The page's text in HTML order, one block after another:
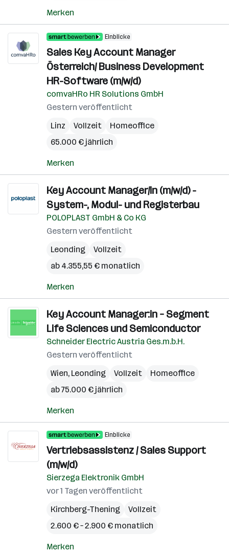
Merken
Einblicke
Sales Key Account Manager
Österreich/ Business Development
HR-Software (m/w/d)
comvaHRo HR Solutions GmbH
Gestern veröffentlicht
Linz
Vollzeit
Homeoffice
65.000 € jährlich
Merken
Key Account Manager/in (m/w/d) -
System-, Modul- und Registerbau
POLOPLAST GmbH & Co KG
Gestern veröffentlicht
Leonding
Vollzeit
ab 4.355,55 € monatlich
Merken
Key Account Manager:in – Segment
Life Sciences und Semiconductor
Schneider Electric Austria Ges.m.b.H.
Gestern veröffentlicht
Wien, Leonding Vollzeit
Homeoffice
ab 75.000 € jährlich
Merken
Einblicke
Vertriebsassistenz / Sales Support
(m/w/d)
Sierzega Elektronik GmbH
vor 1 Tagen veröffentlicht
Kirchberg-Thening
Vollzeit
2.600 € – 2.900 € monatlich
Merken